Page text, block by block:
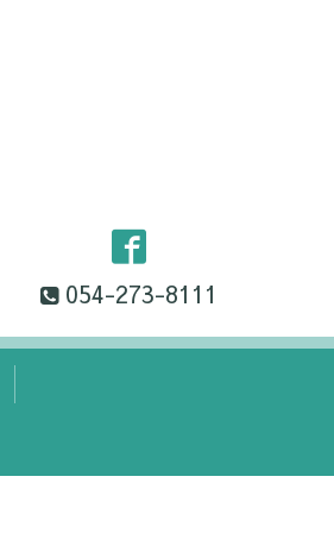
054-273-8111